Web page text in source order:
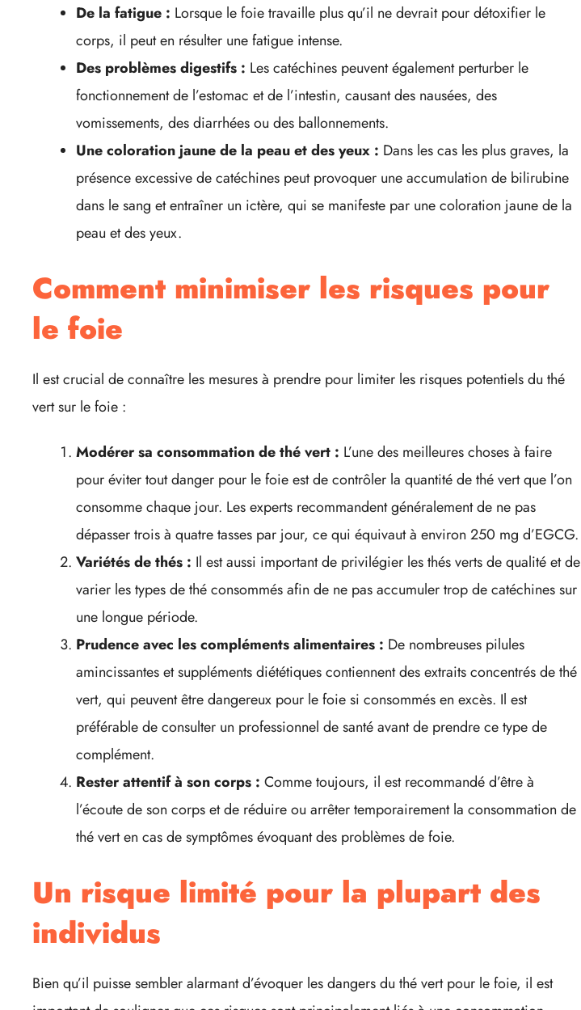
De la fatigue : Lorsque le foie travaille plus qu’il ne devrait pour détoxifier le
corps, il peut en résulter une fatigue intense.
Des problèmes digestifs : Les catéchines peuvent également perturber le
fonctionnement de l’estomac et de l’intestin, causant des nausées, des
vomissements, des diarrhées ou des ballonnements.
Une coloration jaune de la peau et des yeux : Dans les cas les plus graves, la
présence excessive de catéchines peut provoquer une accumulation de bilirubine
dans le sang et entraîner un ictère, qui se manifeste par une coloration jaune de la
peau et des yeux.
Comment minimiser les risques pour
le foie
Il est crucial de connaître les mesures à prendre pour limiter les risques potentiels du thé
vert sur le foie :
Modérer sa consommation de thé vert : L’une des meilleures choses à faire
pour éviter tout danger pour le foie est de contrôler la quantité de thé vert que l’on
consomme chaque jour. Les experts recommandent généralement de ne pas
dépasser trois à quatre tasses par jour, ce qui équivaut à environ 250 mg d’EGCG.
Variétés de thés : Il est aussi important de privilégier les thés verts de qualité et de
varier les types de thé consommés afin de ne pas accumuler trop de catéchines sur
une longue période.
Prudence avec les compléments alimentaires : De nombreuses pilules
amincissantes et suppléments diététiques contiennent des extraits concentrés de thé
vert, qui peuvent être dangereux pour le foie si consommés en excès. Il est
préférable de consulter un professionnel de santé avant de prendre ce type de
complément.
Rester attentif à son corps : Comme toujours, il est recommandé d’être à
l’écoute de son corps et de réduire ou arrêter temporairement la consommation de
thé vert en cas de symptômes évoquant des problèmes de foie.
Un risque limité pour la plupart des
individus
Bien qu’il puisse sembler alarmant d’évoquer les dangers du thé vert pour le foie, il est